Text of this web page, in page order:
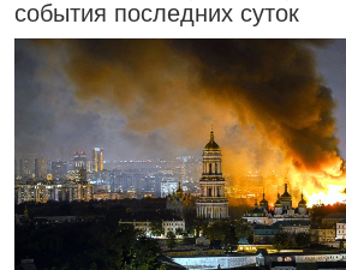
события последних суток